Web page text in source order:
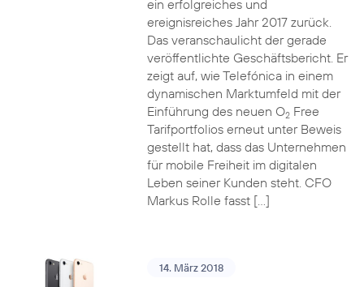
ein erfolgreiches und
ereignisreiches Jahr 2017 zurück.
Das veranschaulicht der gerade
veröffentlichte Geschäftsbericht. Er
zeigt auf, wie Telefónica in einem
dynamischen Marktumfeld mit der
Einführung des neuen O2Free
Tarifportfolios erneut unter Beweis
gestellt hat, dass das Unternehmen
für mobile Freiheit im digitalen
Leben seiner Kunden steht. CFO
Markus Rolle fasst […]
14. März 2018